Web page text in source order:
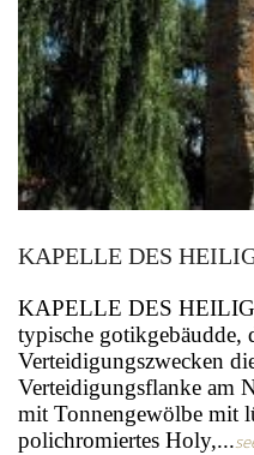
KAPELLE DES
KAPELLE DES
typische gotikgebäudde,
Verteidigungszwecken
Verteidigungsflanke am
mit Tonnengewölbe mit
polichromiertes Holy,...